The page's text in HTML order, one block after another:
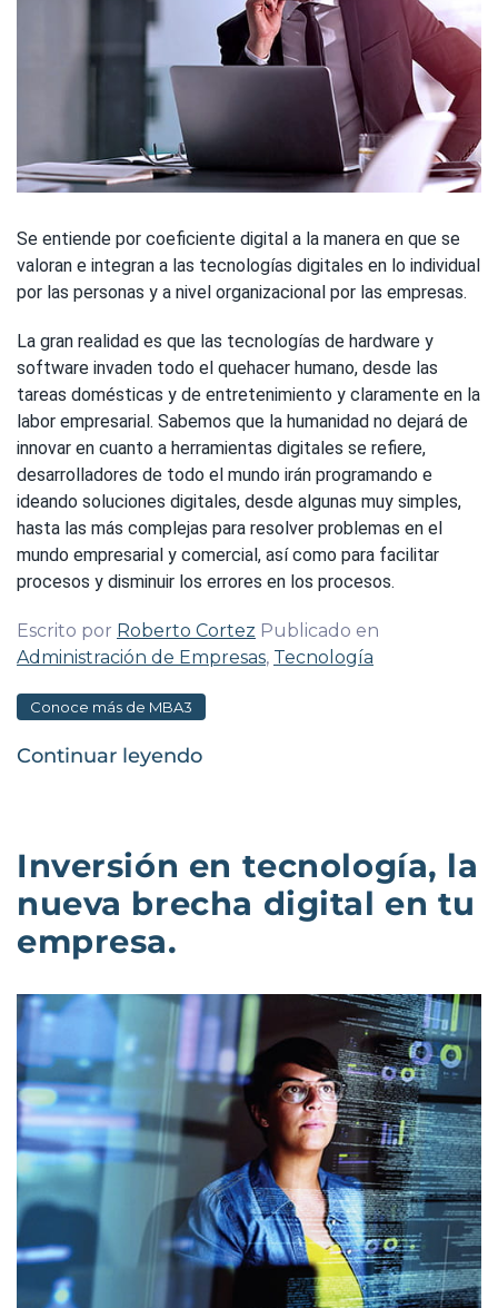
Se entiende por coeficiente digital a la manera en que se
valoran e integran a las tecnologías digitales en lo individual
por las personas y a nivel organizacional por las empresas.
La gran realidad es que las tecnologías de hardware y
software invaden todo el quehacer humano, desde las
tareas domésticas y de entretenimiento y claramente en la
labor empresarial. Sabemos que la humanidad no dejará de
innovar en cuanto a herramientas digitales se refiere,
desarrolladores de todo el mundo irán programando e
ideando soluciones digitales, desde algunas muy simples,
hasta las más complejas para resolver problemas en el
mundo empresarial y comercial, así como para facilitar
procesos y disminuir los errores en los procesos.
Escrito por Roberto Cortez Publicado en
Administración de Empresas, Tecnología
Conoce más de MBA3
Continuar leyendo
Inversión en tecnología, la
nueva brecha digital en tu
empresa.